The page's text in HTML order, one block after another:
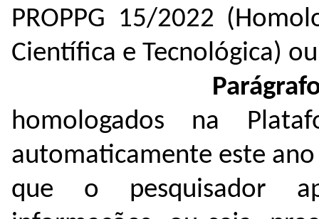
PROPPG 15/2022
Científica e Tecnológica)
Parágrafo
homologados na
automaticamente este ano
que o pesquisador